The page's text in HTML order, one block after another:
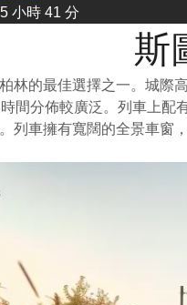
5 小時 41 分
斯
林的最佳選擇之一。城
間分佈較廣泛。列車上
列車擁有寬闊的全景車窗